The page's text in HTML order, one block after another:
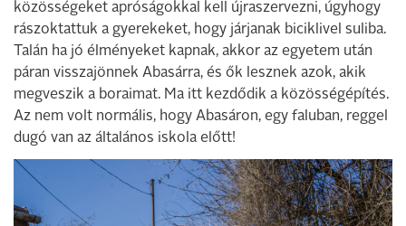
közösségeket apróságokkal kell újraszervezni, úgyhogy
rászoktattuk a gyerekeket, hogy járjanak biciklivel suliba.
Talán ha jó élményeket kapnak, akkor az egyetem után
páran visszajönnek Abasárra, és ők lesznek azok, akik
megveszik a boraimat. Ma itt kezdődik a közösségépítés.
Az nem volt normális, hogy Abasáron, egy faluban, reggel
dugó van az általános iskola előtt!